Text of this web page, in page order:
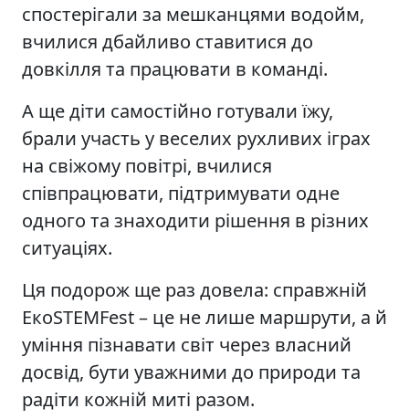
спостерігали за мешканцями водойм,
вчилися дбайливо ставитися до
довкілля та працювати в команді.
А ще діти самостійно готували їжу,
брали участь у веселих рухливих іграх
на свіжому повітрі, вчилися
співпрацювати, підтримувати одне
одного та знаходити рішення в різних
ситуаціях.
Ця подорож ще раз довела: справжній
ЕкоSTEMFest – це не лише маршрути, а й
уміння пізнавати світ через власний
досвід, бути уважними до природи та
радіти кожній миті разом.